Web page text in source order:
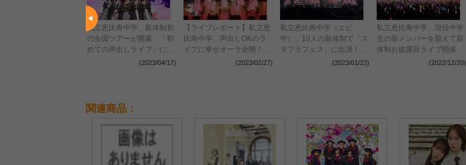
私立恵比寿中学、新体制初
の全国ツアーが開幕 「初
めての声出しライブ」に新
メンバー仲村悠菜らが歓喜
(2023/04/17)
【ライブレポート】私立恵
比寿中学、声出しOKのラ
イブに幸せオーラ全開！＜
52OSAKA ～Girls Castle～
(2023/02/27)
私立恵比寿中学（エビ
中）、10人の新体制で「ス
タプラフェス」に出演！決
意を込めた『ボイジャー』
(2023/01/23)
私立恵比寿中学、現役中学
生の新メンバーを迎えて新
体制お披露目ライブ開催
(2022/12/20)
関連商品：